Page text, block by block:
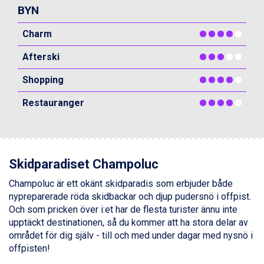
Ponte di Legno från 7.395 kr.
Alleghe från 8.545 kr.
Bad Gastein från 6.295 kr.
Arabba från 11.045 kr.
La Thuile från 7.045 kr.
Cervinia från 8.245 kr.
Sölden från 12.995 kr.
Sestriere från 6.945 kr.
Fieberbrunn från 9.645 kr.
Ischgl från 11.295 kr.
Wagrain från 7.095 kr.
Val Thorens från 8.395 kr.
St. Anton från 11.245 kr.
Zell am See från 6.295 kr.
Livigno från 5.595 kr.
BYN
Charm
Afterski
Shopping
Restauranger
Skidparadiset Champoluc
Champoluc är ett okänt skidparadis som erbjuder både
nypreparerade röda skidbackar och djup pudersnö i offpist.
Och som pricken över i:et har de flesta turister ännu inte
upptäckt destinationen, så du kommer att ha stora delar av
området för dig själv - till och med under dagar med nysnö i
offpisten!